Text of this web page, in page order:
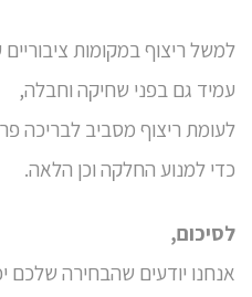
למשל ריצוף במקומות
עמיד גם בפני שחיקה וחבלה,
לעומת ריצוף מסביב לבריכה
כדי למנוע החלקה וכן הלאה.
לסיכום,
אנחנו יודעים שהבחירה שלכם